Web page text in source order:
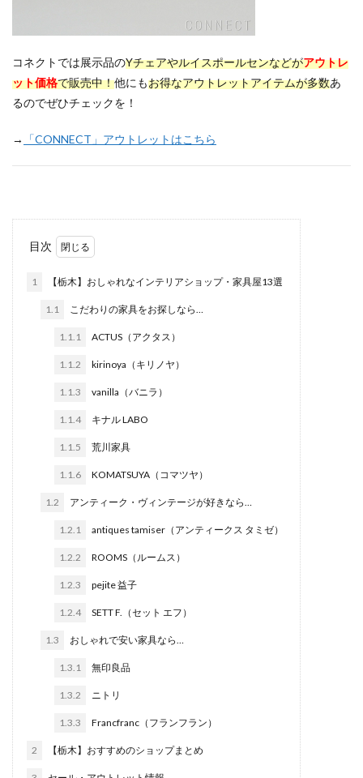
コネクトでは展示品のYチェアやルイスポールセンなどがアウトレ
ット価格で販売中！他にもお得なアウトレットアイテムが多数あ
るのでぜひチェックを！
→ 「CONNECT」アウトレットはこちら
目次
1 【栃木】おしゃれなインテリアショップ・家具屋13選
1.1 こだわりの家具をお探しなら…
1.1.1 ACTUS（アクタス）
1.1.2 kirinoya（キリノヤ）
1.1.3 vanilla（バニラ）
1.1.4 キナル LABO
1.1.5 荒川家具
1.1.6 KOMATSUYA（コマツヤ）
1.2 アンティーク・ヴィンテージが好きなら…
1.2.1 antiques tamiser（アンティークス タミゼ）
1.2.2 ROOMS（ルームス）
1.2.3 pejite 益子
1.2.4 SETT F.（セット エフ）
1.3 おしゃれで安い家具なら…
1.3.1 無印良品
1.3.2 ニトリ
1.3.3 Francfranc（フランフラン）
2 【栃木】おすすめのショップまとめ